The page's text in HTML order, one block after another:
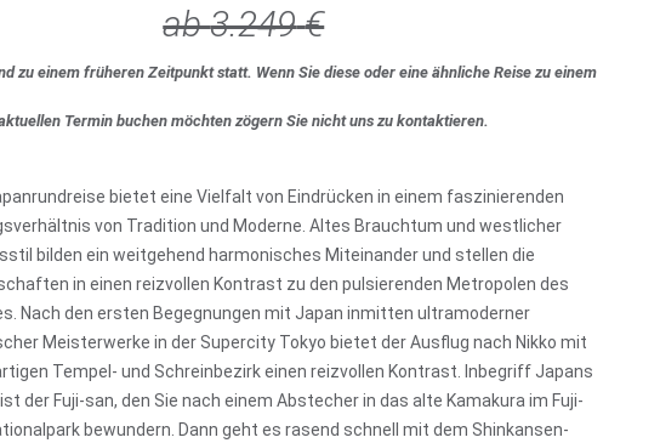
ab3.249 €
zu einem früheren Zeitpunkt statt. Wenn Sie diese oder eine ähnliche Reise zu einem
Termin buchen möchten zögern Sie nicht uns zu kontaktieren.
bietet eine Vielfalt von Eindrücken in einem faszinierenden
von Tradition und Moderne. Altes Brauchtum und westlicher
bilden ein weitgehend harmonisches Miteinander und stellen die
in einen reizvollen Kontrast zu den pulsierenden Metropolen des
Nach den ersten Begegnungen mit Japan inmitten ultramoderner
Meisterwerke in der Supercity Tokyo bietet der Ausflug nach Nikko mit
Tempel- und Schreinbezirk einen reizvollen Kontrast. Inbegriff Japans
der Fuji-san, den Sie nach einem Abstecher in das alte Kamakura im Fuji-
bewundern. Dann geht es rasend schnell mit dem Shinkansen-